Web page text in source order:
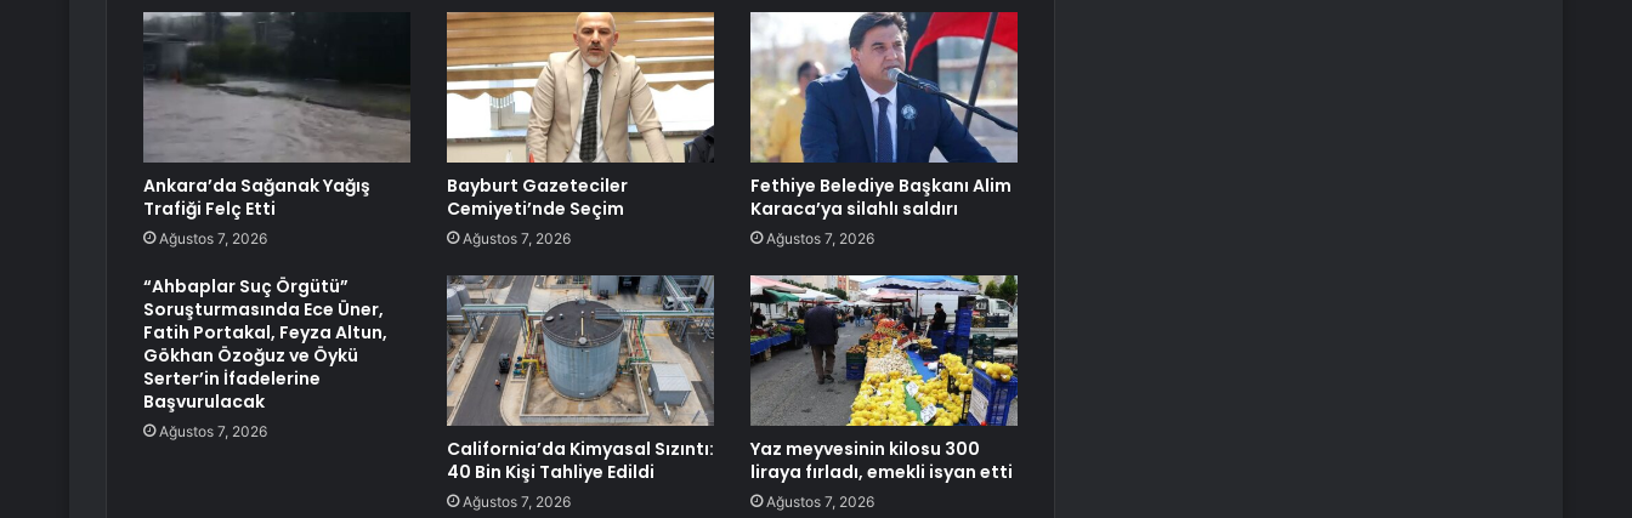
Ankara’da Sağanak Yağış
Trafiği Felç Etti
Ağustos 7, 2026
Bayburt Gazeteciler
Cemiyeti’nde Seçim
Ağustos 7, 2026
Fethiye Belediye Başkanı Alim
Karaca’ya silahlı saldırı
Ağustos 7, 2026
“Ahbaplar Suç Örgütü”
Soruşturmasında Ece Üner,
Fatih Portakal, Feyza Altun,
Gökhan Özoğuz ve Öykü
Serter’in İfadelerine
Başvurulacak
Ağustos 7, 2026
California’da Kimyasal Sızıntı:
40 Bin Kişi Tahliye Edildi
Ağustos 7, 2026
Yaz meyvesinin kilosu 300
liraya fırladı, emekli isyan etti
Ağustos 7, 2026